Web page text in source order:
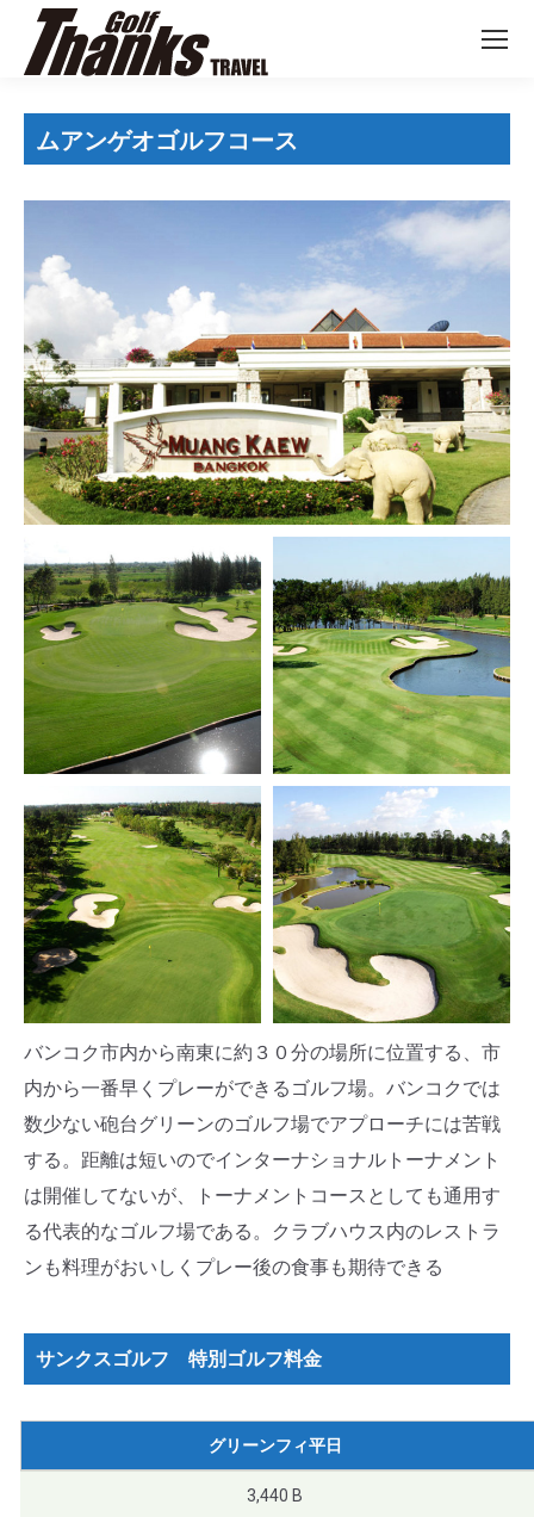
ムアンゲオゴルフコース
バンコク市内から南東に約３０分の場所に位置する、市
内から一番早くプレーができるゴルフ場。バンコクでは
数少ない砲台グリーンのゴルフ場でアプローチには苦戦
する。距離は短いのでインターナショナルトーナメント
は開催してないが、トーナメントコースとしても通用す
る代表的なゴルフ場である。クラブハウス内のレストラ
ンも料理がおいしくプレー後の食事も期待できる
サンクスゴルフ 特別ゴルフ料金
グリーンフィ平日
3,440 B